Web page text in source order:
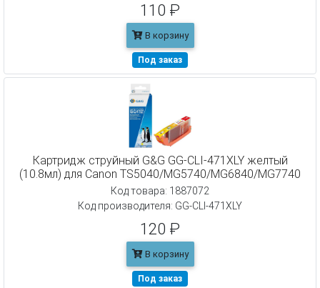
110 ₽
В корзину
Под заказ
Картридж струйный G&G GG-CLI-471XLY желтый
(10.8мл) для Canon TS5040/MG5740/MG6840/MG7740
Код товара: 1887072
Код производителя: GG-CLI-471XLY
120 ₽
В корзину
Под заказ